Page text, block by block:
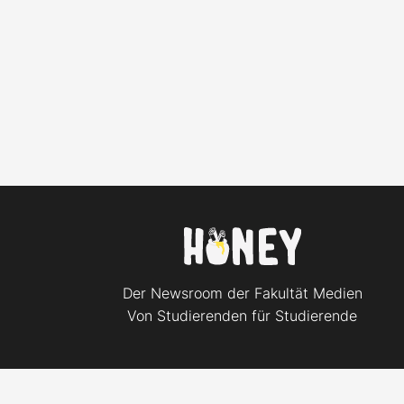
Der Newsroom der Fakultät Medien
Von Studierenden für Studierende